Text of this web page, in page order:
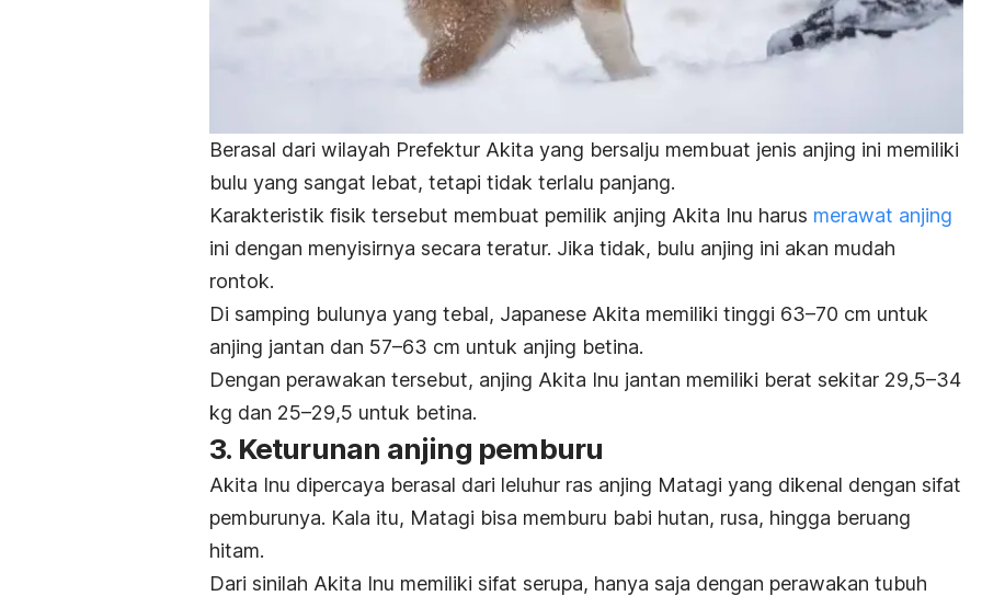
Berasal dari wilayah Prefektur Akita yang bersalju membuat jenis anjing ini memiliki
bulu yang sangat lebat, tetapi tidak terlalu panjang.
Karakteristik fisik tersebut membuat pemilik anjing Akita Inu harus merawat anjing
ini dengan menyisirnya secara teratur. Jika tidak, bulu anjing ini akan mudah
rontok.
Di samping bulunya yang tebal, Japanese Akita memiliki tinggi 63–70 cm untuk
anjing jantan dan 57–63 cm untuk anjing betina.
Dengan perawakan tersebut, anjing Akita Inu jantan memiliki berat sekitar 29,5–34
kg dan 25–29,5 untuk betina.
3. Keturunan anjing pemburu
Akita Inu dipercaya berasal dari leluhur ras anjing Matagi yang dikenal dengan sifat
pemburunya. Kala itu, Matagi bisa memburu babi hutan, rusa, hingga beruang
hitam.
Dari sinilah Akita Inu memiliki sifat serupa, hanya saja dengan perawakan tubuh